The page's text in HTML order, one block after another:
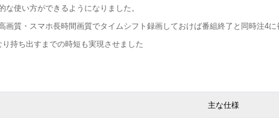
使い方ができるようになりました。
画質・スマホ長時間画質でタイムシフト録画しておけば番組終了と同時注4
持ち出すまでの時短も実現させました
主な仕様